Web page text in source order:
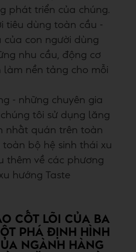
phát triển của chúng.
tiêu dùng toàn cầu -
của con người dùng
nhu cầu, động cơ
làm nền tảng cho mỗi
- những chuyên gia
tôi sử dụng lăng
nhất quán trên toàn
toàn bộ hệ sinh thái xu
thêm về các phương
hướng Taste
CỐT LÕI CỦA BA
PHÁ ĐỊNH HÌNH
NGÀNH HÀNG